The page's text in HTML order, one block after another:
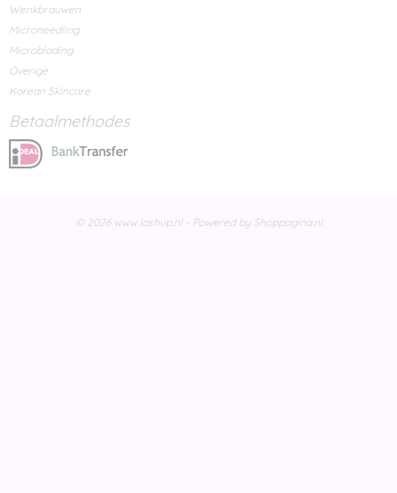
Wenkbrauwen
Microneedling
Microblading
Overige
Korean Skincare
Betaalmethodes
© 2026 www.lashup.nl - Powered by Shoppagina.nl